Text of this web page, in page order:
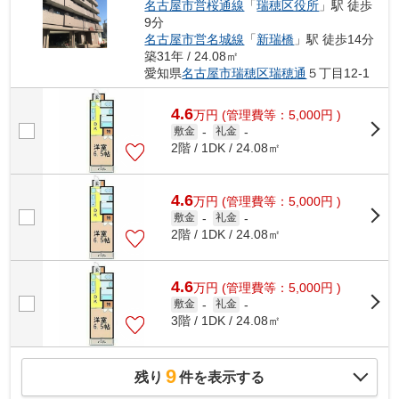
名古屋市営桜通線 「瑞穂区役所 」駅 徒歩
9分
名古屋市営名城線 「新瑞橋 」駅 徒歩14分
築31年 / 24.08㎡
愛知県名古屋市瑞穂区瑞穂通 ５丁目12-1
4.6万円 (管理費等：5,000円 )
敷金 - 礼金 -
2階 / 1DK / 24.08㎡
4.6万円 (管理費等：5,000円 )
敷金 - 礼金 -
2階 / 1DK / 24.08㎡
4.6万円 (管理費等：5,000円 )
敷金 - 礼金 -
3階 / 1DK / 24.08㎡
残り 9件を表示する